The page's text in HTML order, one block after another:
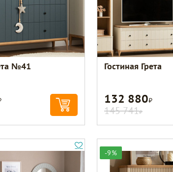
№41 Гостиная Грета
132 880Р
145 741Р
-9%